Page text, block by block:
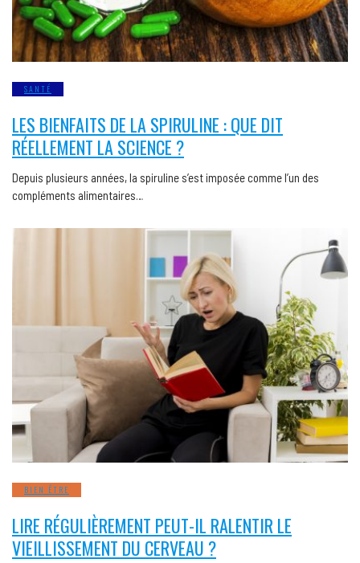
SANTÉ
LES BIENFAITS DE LA SPIRULINE : QUE DIT
RÉELLEMENT LA SCIENCE ?
Depuis plusieurs années, la spiruline s’est imposée comme l’un des
compléments alimentaires…
BIEN ÊTRE
LIRE RÉGULIÈREMENT PEUT-IL RALENTIR LE
VIEILLISSEMENT DU CERVEAU ?